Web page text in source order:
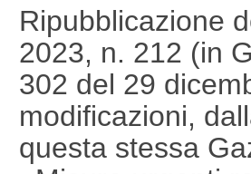
Ripubblicazione
2023, n. 212 (in
302 del 29
modificazioni,
questa stessa